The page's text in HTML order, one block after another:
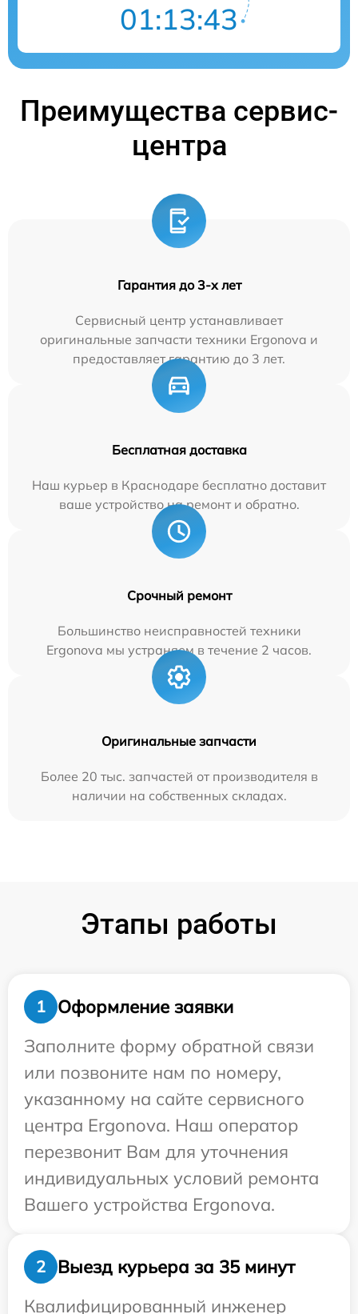
01:13:42
Преимущества сервис-
центра
Гарантия до 3-х лет
Сервисный центр устанавливает
оригинальные запчасти техники Ergonova и
предоставляет гарантию до 3 лет.
Бесплатная доставка
Наш курьер в Краснодаре бесплатно доставит
ваше устройство на ремонт и обратно.
Срочный ремонт
Большинство неисправностей техники
Ergonova мы устраняем в течение 2 часов.
Оригинальные запчасти
Более 20 тыс. запчастей от производителя в
наличии на собственных складах.
Этапы работы
1
Оформление заявки
Заполните форму обратной связи
или позвоните нам по номеру,
указанному на сайте сервисного
центра Ergonova. Наш оператор
перезвонит Вам для уточнения
индивидуальных условий ремонта
Вашего устройства Ergonova.
2
Выезд курьера за 35 минут
Квалифицированный инженер